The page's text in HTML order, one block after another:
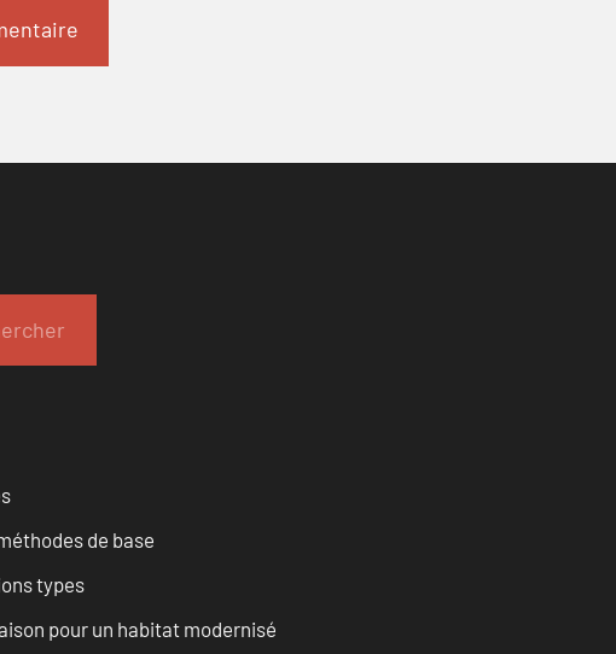
de base
types
pour un habitat modernisé